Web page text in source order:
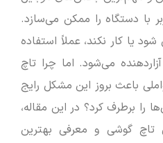
با دستگاه را ممکن می‌سازد.
یا کار نکند، عملاً استفاده
می‌شود. اما چرا تاچ
باعث بروز این مشکل رایج
را برطرف کرد؟ در این مقاله،
تاچ گوشی و معرفی بهترین